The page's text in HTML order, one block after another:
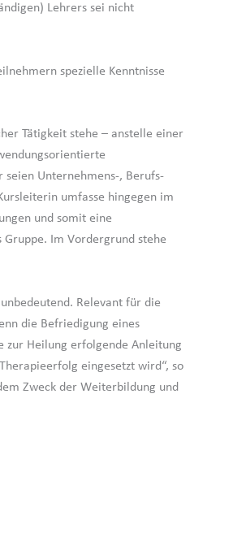
Lehrers sei nicht
spezielle Kenntnisse
Tätigkeit stehe – anstelle einer
Unternehmens-, Berufs-
umfasse hingegen im
und somit eine
Im Vordergrund stehe
Relevant für die
die Befriedigung eines
zur Heilung erfolgende Anleitung
eingesetzt wird“, so
Zweck der Weiterbildung und